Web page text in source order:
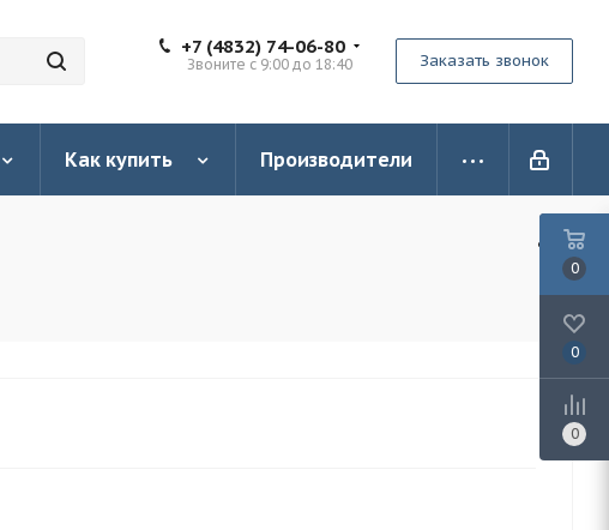
+7 (4832) 74-06-80
Звоните с 9:00 до 18:40 Заказать звонок
Как купить Производители
0
0
0